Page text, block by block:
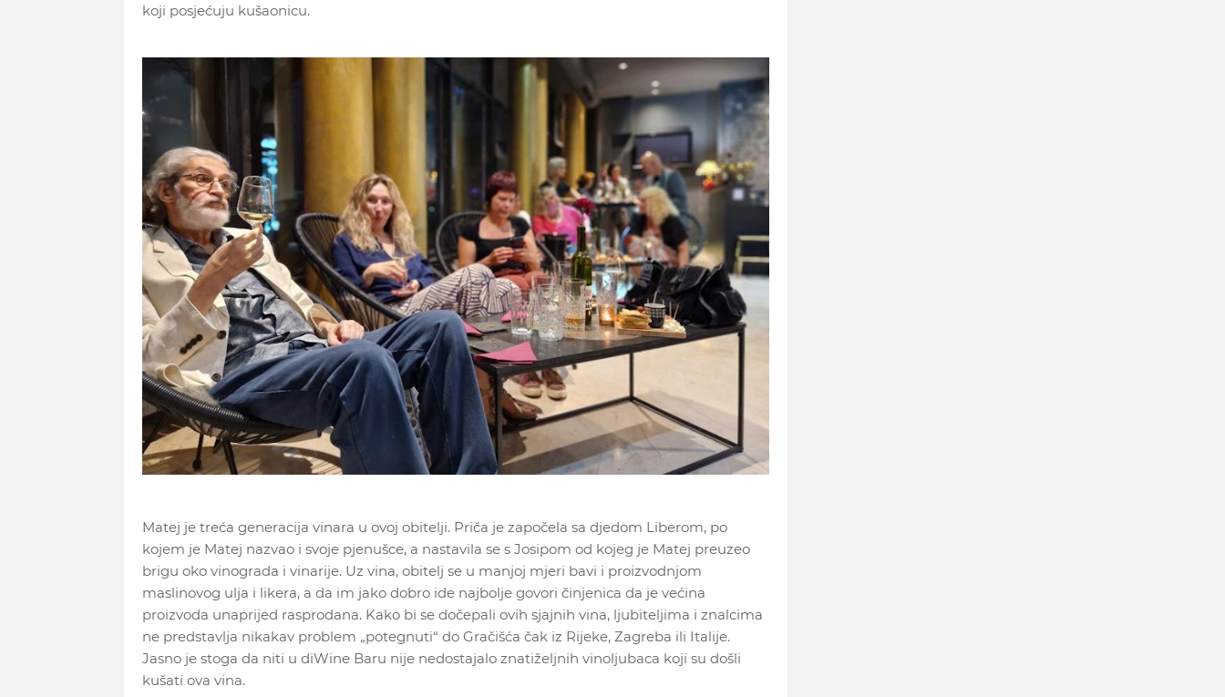
koji posjećuju kušaonicu.
Matej je treća generacija vinara u ovoj obitelji. Priča je započela sa djedom Liberom, po
kojem je Matej nazvao i svoje pjenušce, a nastavila se s Josipom od kojeg je Matej preuzeo
brigu oko vinograda i vinarije. Uz vina, obitelj se u manjoj mjeri bavi i proizvodnjom
maslinovog ulja i likera, a da im jako dobro ide najbolje govori činjenica da je većina
proizvoda unaprijed rasprodana. Kako bi se dočepali ovih sjajnih vina, ljubiteljima i znalcima
ne predstavlja nikakav problem „potegnuti“ do Gračišća čak iz Rijeke, Zagreba ili Italije.
Jasno je stoga da niti u diWine Baru nije nedostajalo znatiželjnih vinoljubaca koji su došli
kušati ova vina.